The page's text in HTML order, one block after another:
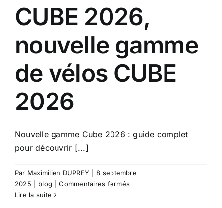
CUBE 2026,
nouvelle gamme
de vélos CUBE
2026
Nouvelle gamme Cube 2026 : guide complet
pour découvrir [...]
Par Maximilien DUPREY
8 septembre
2025
blog Commentaires ferméssur
Lire la suite